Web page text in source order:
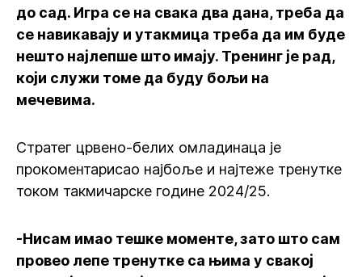
до сад. Игра се на свака два дана, треба да
се навикавају и утакмица треба да им буде
нешто најлепше што имају. Тренинг је рад,
који служи томе да буду бољи на
мечевима.
Стратег црвено-белих омладинаца је
прокоментарисао најбоље и најтеже тренутке
током такмичарске године 2024/25.
-Нисам имао тешке моменте, зато што сам
провео лепе тренутке са њима у свакој